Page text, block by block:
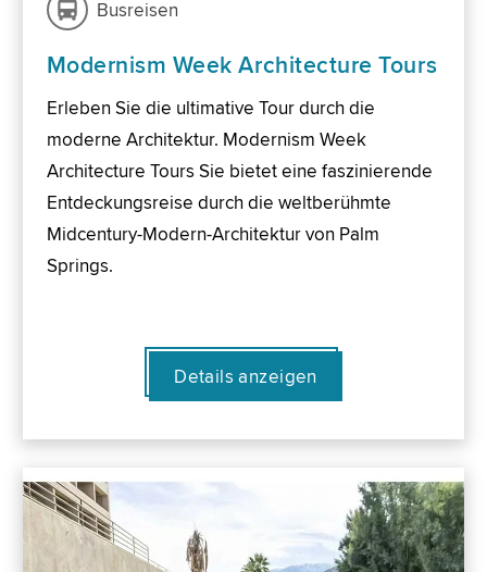
Busreisen
Modernism Week Architecture Tours
Erleben Sie die ultimative Tour durch die
moderne Architektur. Modernism Week
Architecture Tours Sie bietet eine faszinierende
Entdeckungsreise durch die weltberühmte
Midcentury-Modern-Architektur von Palm
Springs.
Details anzeigen